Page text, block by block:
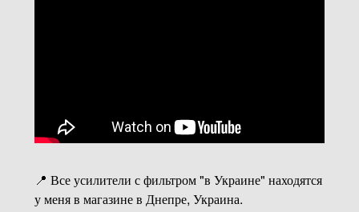
📍 Все усилители с фильтром "в Украине" находятся
у меня в магазине в Днепре, Украина.